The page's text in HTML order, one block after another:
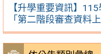
【升學重要資訊】
「第二階段審查資料